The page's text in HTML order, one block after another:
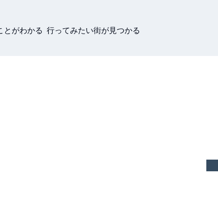
とがわかる 行ってみたい街が見つかる